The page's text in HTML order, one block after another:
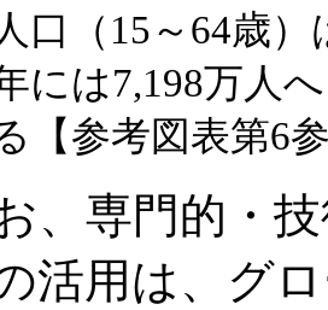
口（15～64歳
には7,198万人
【参考図表第6
、専門的・
活用は、グ